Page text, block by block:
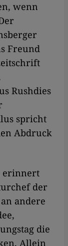
wenn
Freund
Rushdies
spricht
Abdruck
erinnert
der
andere
die
Allein